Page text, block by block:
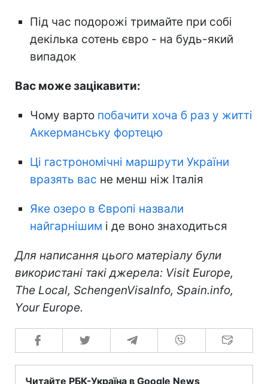
Під час подорожі тримайте при собі
декілька сотень євро - на будь-який
випадок
Вас може зацікавити:
Чому варто побачити хоча б раз у житті
Аккерманську фортецю
Ці гастрономічні маршрути України
вразять вас не менш ніж Італія
Яке озеро в Європі назвали
найгарнішим і де воно знаходиться
Для написання цього матеріалу були
використані такі джерела: Visit Europe,
The Local, SchengenVisaInfo, Spain.info,
Your Europe.
Читайте РБК-Україна в Google News